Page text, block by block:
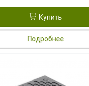
Купить
Подробнее